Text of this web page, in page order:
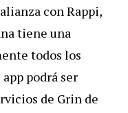
alianza con Rappi,
tiene una
todos los
app podrá ser
de Grin de